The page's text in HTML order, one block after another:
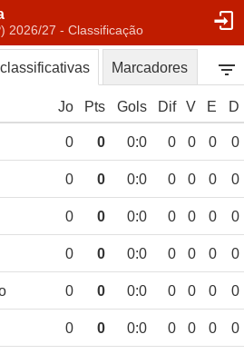
2026/27 - Classificação
Marcadores
Jo Pts Gols Dif V E D
0 0 0:0 0 0 0 0
0 0 0:0 0 0 0 0
0 0 0:0 0 0 0 0
0 0 0:0 0 0 0 0
0 0 0:0 0 0 0 0
0 0 0:0 0 0 0 0